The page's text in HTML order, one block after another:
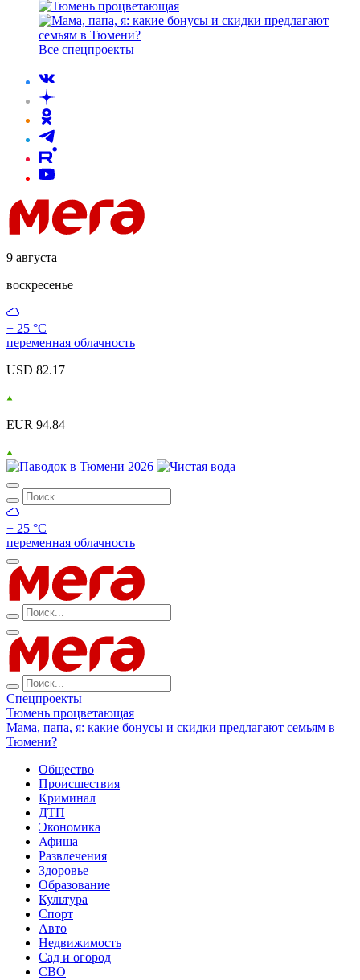
Все спецпроекты
9 августа
воскресенье
+ 25 °С
переменная облачность
USD 82.17
EUR 94.84
+ 25 °С
переменная облачность
Спецпроекты
Тюмень процветающая
Мама, папа, я: какие бонусы и скидки предлагают семьям в
Тюмени?
Общество
Происшествия
Криминал
ДТП
Экономика
Афиша
Развлечения
Здоровье
Образование
Культура
Спорт
Авто
Недвижимость
Сад и огород
СВО